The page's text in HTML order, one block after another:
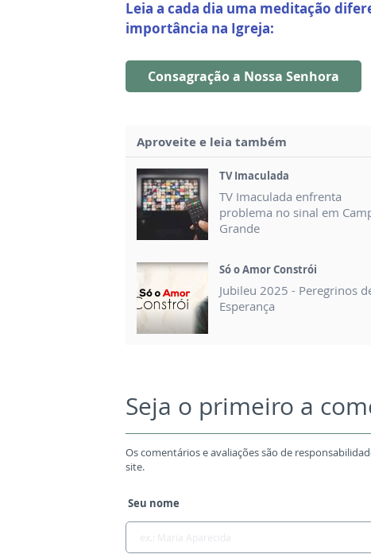
Leia a cada dia uma meditação
importância na Igreja:
Consagração a Nossa Senhora
Aproveite e leia também
TV Imaculada
TV Imaculada enfrenta
problema no sinal em
Grande
Só o Amor Constrói
Jubileu 2025 - Peregrinos
Esperança
Seja o primeiro a
Os comentários e avaliações são de
site.
Seu nome